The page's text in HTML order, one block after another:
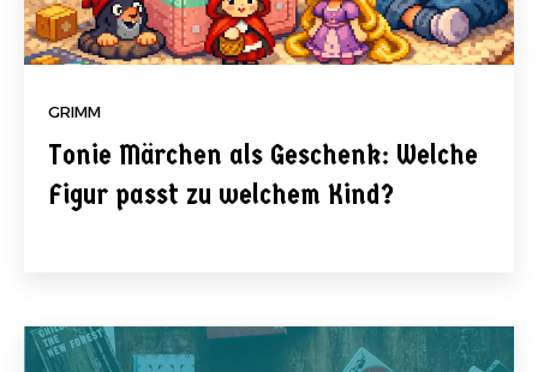
GRIMM
Tonie Märchen als Geschenk: Welche
Figur passt zu welchem Kind?